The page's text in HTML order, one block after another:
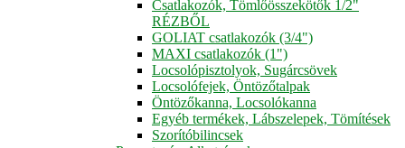
Csatlakozók, Tömlőösszekötők 1/2"
RÉZBŐL
GOLIAT csatlakozók (3/4")
MAXI csatlakozók (1")
Locsolópisztolyok, Sugárcsövek
Locsolófejek, Öntözőtalpak
Öntözőkanna, Locsolókanna
Egyéb termékek, Lábszelepek, Tömítések
Szorítóbilincsek